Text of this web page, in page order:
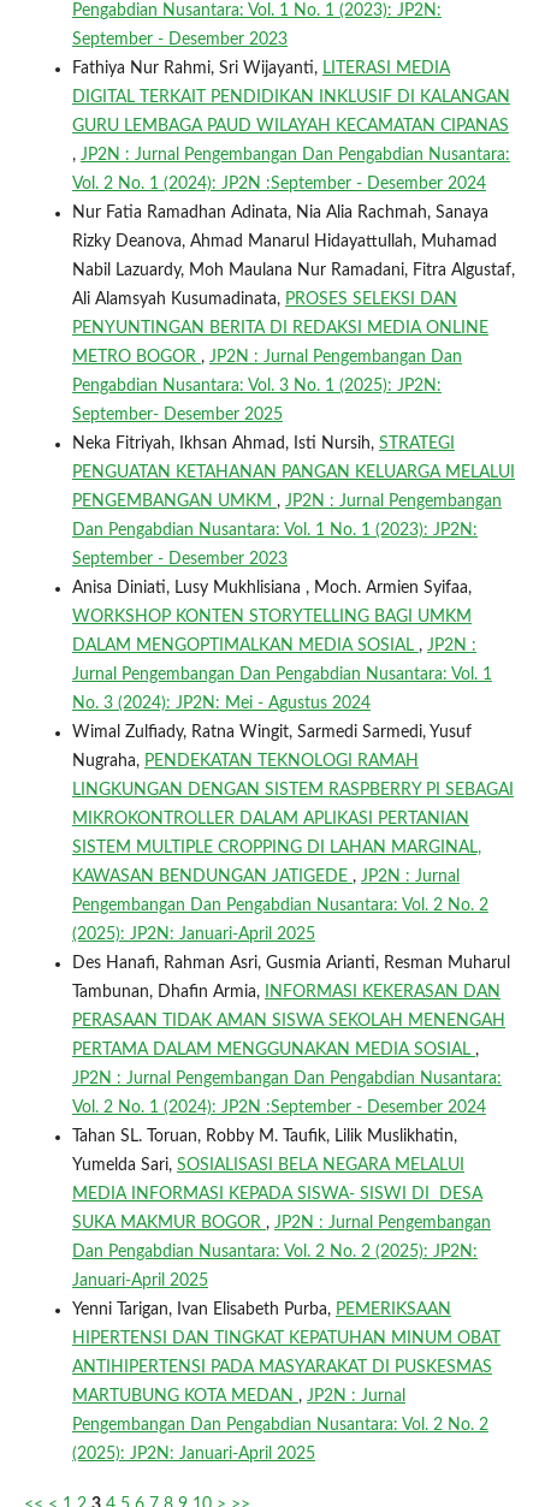
Pengabdian Nusantara: Vol. 1 No. 1 (2023): JP2N:
September - Desember 2023
Fathiya Nur Rahmi, Sri Wijayanti, LITERASI MEDIA
DIGITAL TERKAIT PENDIDIKAN INKLUSIF DI KALANGAN
GURU LEMBAGA PAUD WILAYAH KECAMATAN CIPANAS
, JP2N : Jurnal Pengembangan Dan Pengabdian Nusantara:
Vol. 2 No. 1 (2024): JP2N :September - Desember 2024
Nur Fatia Ramadhan Adinata, Nia Alia Rachmah, Sanaya
Rizky Deanova, Ahmad Manarul Hidayattullah, Muhamad
Nabil Lazuardy, Moh Maulana Nur Ramadani, Fitra Algustaf,
Ali Alamsyah Kusumadinata, PROSES SELEKSI DAN
PENYUNTINGAN BERITA DI REDAKSI MEDIA ONLINE
METRO BOGOR , JP2N : Jurnal Pengembangan Dan
Pengabdian Nusantara: Vol. 3 No. 1 (2025): JP2N:
September- Desember 2025
Neka Fitriyah, Ikhsan Ahmad, Isti Nursih, STRATEGI
PENGUATAN KETAHANAN PANGAN KELUARGA MELALUI
PENGEMBANGAN UMKM , JP2N : Jurnal Pengembangan
Dan Pengabdian Nusantara: Vol. 1 No. 1 (2023): JP2N:
September - Desember 2023
Anisa Diniati, Lusy Mukhlisiana , Moch. Armien Syifaa,
WORKSHOP KONTEN STORYTELLING BAGI UMKM
DALAM MENGOPTIMALKAN MEDIA SOSIAL , JP2N :
Jurnal Pengembangan Dan Pengabdian Nusantara: Vol. 1
No. 3 (2024): JP2N: Mei - Agustus 2024
Wimal Zulfiady, Ratna Wingit, Sarmedi Sarmedi, Yusuf
Nugraha, PENDEKATAN TEKNOLOGI RAMAH
LINGKUNGAN DENGAN SISTEM RASPBERRY PI SEBAGAI
MIKROKONTROLLER DALAM APLIKASI PERTANIAN
SISTEM MULTIPLE CROPPING DI LAHAN MARGINAL,
KAWASAN BENDUNGAN JATIGEDE , JP2N : Jurnal
Pengembangan Dan Pengabdian Nusantara: Vol. 2 No. 2
(2025): JP2N: Januari-April 2025
Des Hanafi, Rahman Asri, Gusmia Arianti, Resman Muharul
Tambunan, Dhafin Armia,
INFORMASI KEKERASAN DAN
PERASAAN TIDAK AMAN SISWA SEKOLAH MENENGAH
PERTAMA DALAM MENGGUNAKAN MEDIA SOSIAL ,
JP2N : Jurnal Pengembangan Dan Pengabdian Nusantara:
Vol. 2 No. 1 (2024): JP2N :September - Desember 2024
Tahan SL. Toruan, Robby M. Taufik, Lilik Muslikhatin,
Yumelda Sari, SOSIALISASI BELA NEGARA MELALUI
MEDIA INFORMASI KEPADA SISWA- SISWI DI DESA
SUKA MAKMUR BOGOR , JP2N : Jurnal Pengembangan
Dan Pengabdian Nusantara: Vol. 2 No. 2 (2025): JP2N:
Januari-April 2025
Yenni Tarigan, Ivan Elisabeth Purba, PEMERIKSAAN
HIPERTENSI DAN TINGKAT KEPATUHAN MINUM OBAT
ANTIHIPERTENSI PADA MASYARAKAT DI PUSKESMAS
MARTUBUNG KOTA MEDAN , JP2N : Jurnal
Pengembangan Dan Pengabdian Nusantara: Vol. 2 No. 2
(2025): JP2N: Januari-April 2025